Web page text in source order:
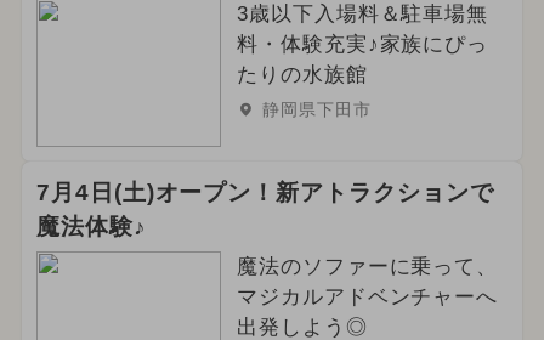
3歳以下入場料＆駐車場無
料・体験充実♪家族にぴっ
たりの水族館
静岡県下田市
7月4日(土)オープン！新アトラクションで
魔法体験♪
魔法のソファーに乗って、
マジカルアドベンチャーへ
出発しよう◎